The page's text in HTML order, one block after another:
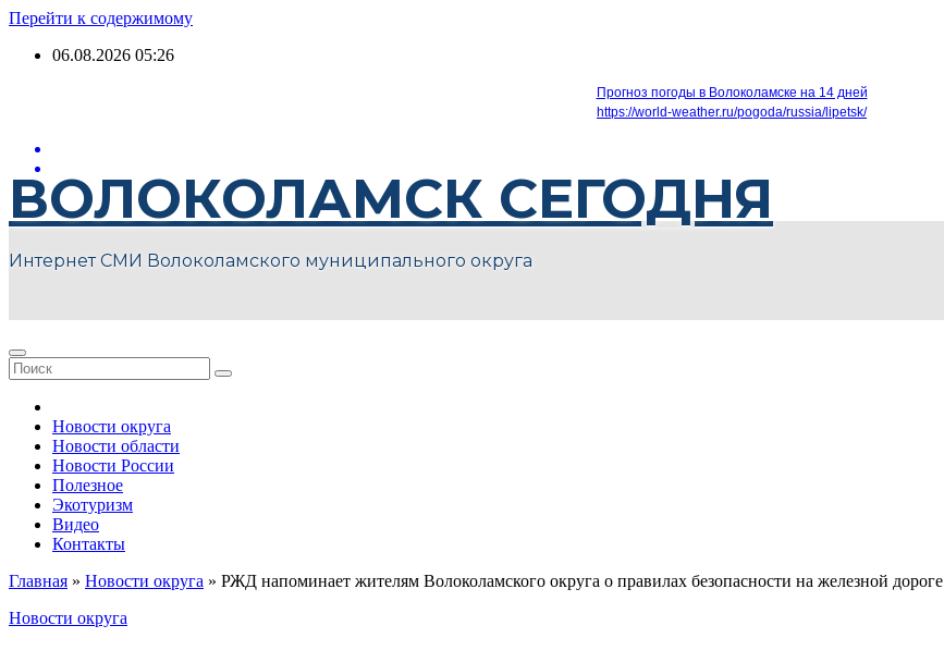
Перейти к содержимому
06.08.2026 05:26
Прогноз погоды в Волоколамске на 14 дней
https://world-weather.ru/pogoda/russia/lipetsk/
ВОЛОКОЛАМСК СЕГОДНЯ
Интернет СМИ Волоколамского муниципального округа
Новости округа
Новости области
Новости России
Полезное
Экотуризм
Видео
Контакты
Главная » Новости округа » РЖД напоминает жителям Волоколамского округа о правилах безопасности на железной дороге
Новости округа